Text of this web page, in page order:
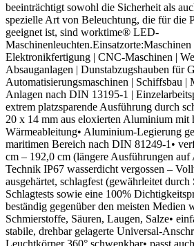
beeinträchtigt sowohl die Sicherheit als
spezielle Art von Beleuchtung, die für die
geeignet ist, sind worktime® LED-
Elektronikfertigung | CNC-Maschinen |
Absauganlagen | Dunstabzugshauben für
Automatisierungsmaschinen | Schiffsbau |
Anlagen nach DIN 13195-1 |
extrem platzsparende Ausführung durch
20 x 14 mm aus eloxierten Aluminium mit
Wärmeableitung• Aluminium-Legierung
maritimen Bereich nach DIN 81249-1•
cm – 192,0 cm (längere Ausführungen
Technik IP67 wasserdicht vergossen –
ausgehärtet, schlagfest (gewährleitet
Schlagtests sowie eine 100%
beständig gegenüber den meisten
Schmierstoffe, Säuren, Laugen, Salze•
stabile, drehbar gelagerte Universal-